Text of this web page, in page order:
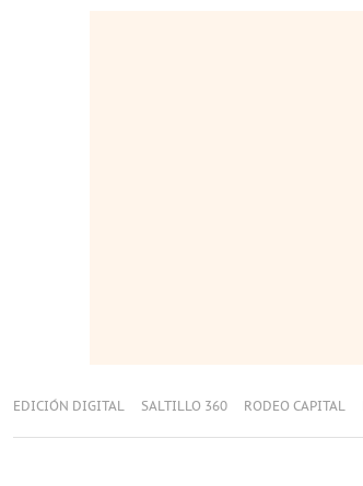
EDICIÓN DIGITAL SALTILLO 360 RODEO CAPITAL